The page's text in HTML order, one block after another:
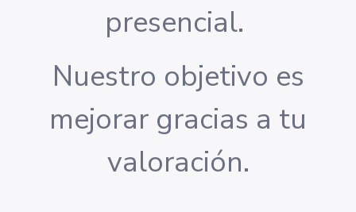
presencial.
Nuestro objetivo es
mejorar gracias a tu
valoración.